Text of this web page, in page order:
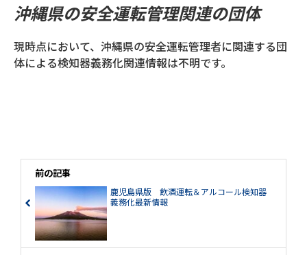
沖縄県の安全運転管理関連の団体
現時点において、沖縄県の安全運転管理者に関連する団
体による検知器義務化関連情報は不明です。
前の記事
鹿児島県版 飲酒運転＆アルコール検知器
義務化最新情報